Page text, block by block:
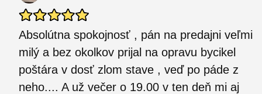
Absolútna spokojnosť , pán na predajni veľmi
milý a bez okolkov prijal na opravu bycikel
poštára v dosť zlom stave , veď po páde z
neho.... A už večer o 19.00 v ten deň mi aj